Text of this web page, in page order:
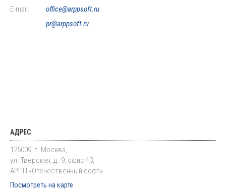
E-mail:
office@arppsoft.ru
pr@arppsoft.ru
АДРЕС
125009, г. Москва,
ул. Тверская, д. 9, офис 43,
АРПП «Отечественный софт»
Посмотреть на карте